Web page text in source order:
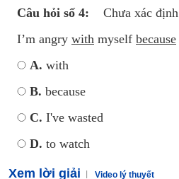
Câu hỏi số 4:
Chưa xác định
I’m angry with myself because
A. with
B. because
C. I've wasted
D. to watch
Xem lời giải Video lý thuyết